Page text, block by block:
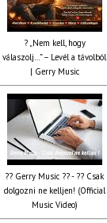
? „Nem kell, hogy
válaszolj…” – Levél a távolból
| Gerry Music
?? Gerry Music ?? - ?? Csak
dolgozni ne kelljen! (Official
Music Video)